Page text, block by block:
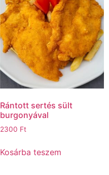
Rántott sertés sült
burgonyával
2300 Ft
Kosárba teszem